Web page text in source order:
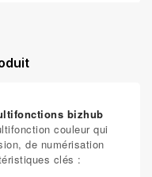
bizhub
couleur qui
de numérisation
clés :